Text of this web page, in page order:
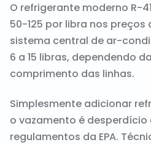
O refrigerante moderno R-
50-125 por libra nos
sistema central de ar-
6 a 15 libras, dependendo
comprimento das linhas.
Simplesmente adicionar
o vazamento é desperdício
regulamentos da EPA.